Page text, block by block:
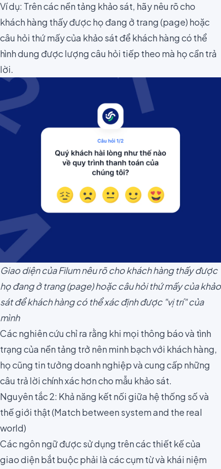
Ví dụ: Trên các nền tảng khảo sát, hãy nêu rõ cho
khách hàng thấy được họ đang ở trang (page) hoặc
câu hỏi thứ mấy của khảo sát để khách hàng có thể
hình dung được lượng câu hỏi tiếp theo mà họ cần trả
lời.
Giao diện của Filum nêu rõ cho khách hàng thấy được
họ đang ở trang (page) hoặc câu hỏi thứ mấy của khảo
sát để khách hàng có thể xác định được "vị trí" của
mình
Các nghiên cứu chỉ ra rằng khi mọi thông báo và tình
trạng của nền tảng trở nênminh bạch với khách hàng,
họ cũng tin tưởng doanh nghiệp và cung cấp những
câu trả lời chính xác hơn cho mẫu khảo sát.
Nguyên tắc 2: Khả năng kết nối giữa hệ thống số và
thế giới thật (Match between system and the real
world)
Các ngôn ngữ được sử dụng trên các thiết kế của
giao diệnbắt buộc phải là các cụm từ và khái niệm